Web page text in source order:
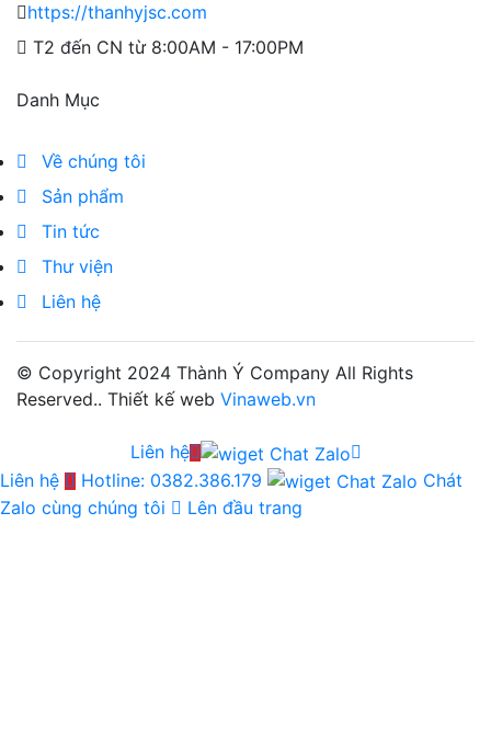
https://thanhyjsc.com
T2 đến CN từ 8:00AM - 17:00PM
Danh Mục
Về chúng tôi
Sản phẩm
Tin tức
Thư viện
Liên hệ
© Copyright 2024 Thành Ý Company All Rights
Reserved.. Thiết kế web Vinaweb.vn
Liên hệ
Liên hệ
Hotline: 0382.386.179
Chát
Zalo cùng chúng tôi
Lên đầu trang